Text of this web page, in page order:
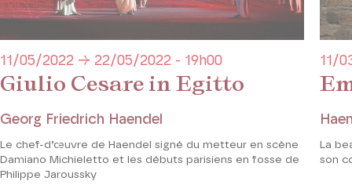
Giulio Cesare in Egitto
11/05/2022 → 22/05/2022 - 19h00
Georg Friedrich Haendel
Le chef-d’œuvre de Haendel signé du metteur en scène
Damiano Michieletto et les débuts parisiens en fosse de
Philippe Jaroussky
11/
La
son